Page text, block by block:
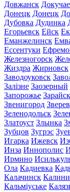
Довжанск
Донецк Донецк
Дубовка Дудинка
Егорьевск Ейск
Еманжелинск
Ессентуки
Железногорск
Жиздра Жирновск
Заводоуковск
Залізне Заозерный
Запорожье Зарайск
Звенигород
Зеленодольск
Златоуст Злынка
Зубцов Зугрэс
Игарка Ижевск
Инза Иннополис
Ирмино
Ола Кадиевка
Калачинск
Кальміуське